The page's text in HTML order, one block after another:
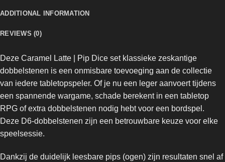
ADDITIONAL INFORMATION
REVIEWS (0)
Deze Caramel Latte | Pip Dice set klassieke zeskantige
dobbelstenen is een onmisbare toevoeging aan de collectie
van iedere tabletopspeler. Of je nu een leger aanvoert tijdens
een spannende wargame, schade berekent in een tabletop
RPG of extra dobbelstenen nodig hebt voor een bordspel.
Deze D6-dobbelstenen zijn een betrouwbare keuze voor elke
speelsessie.
Dankzij de duidelijk leesbare pips (ogen) zijn resultaten snel af